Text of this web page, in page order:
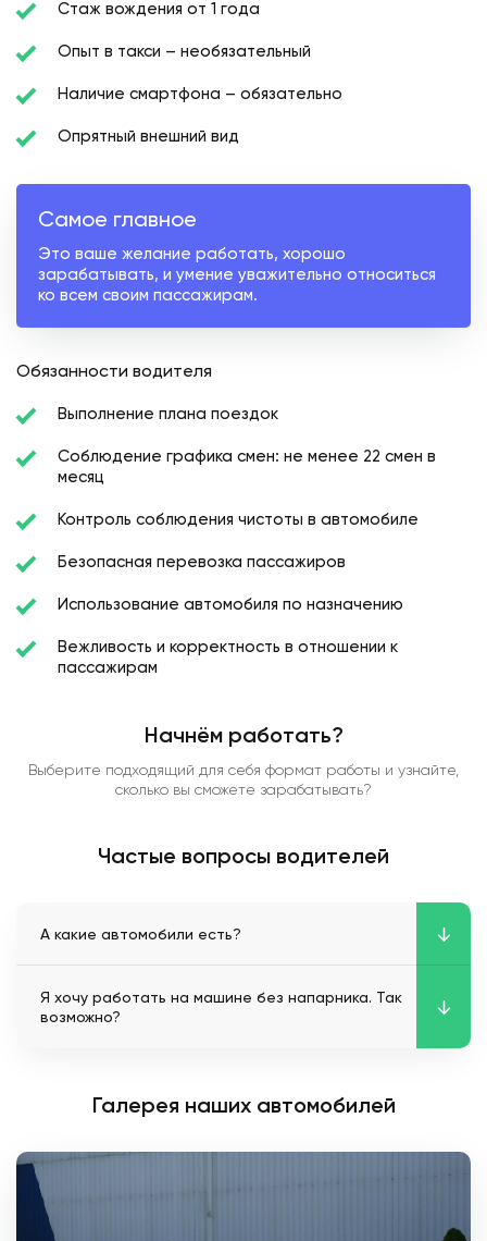
Стаж вождения от 1 года
Опыт в такси – необязательный
Наличие смартфона – обязательно
Опрятный внешний вид
Самое главное
Это ваше желание работать, хорошо
зарабатывать, и умение уважительно относиться
ко всем своим пассажирам.
Обязанности водителя
Выполнение плана поездок
Соблюдение графика смен: не менее 22 смен в
месяц
Контроль соблюдения чистоты в автомобиле
Безопасная перевозка пассажиров
Использование автомобиля по назначению
Вежливость и корректность в отношении к
пассажирам
Начнём работать?
Выберите подходящий для себя формат работы и узнайте,
сколько вы сможете зарабатывать?
Частые вопросы водителей
А какие автомобили есть?
Я хочу работать на машине без напарника. Так
возможно?
Галерея наших автомобилей